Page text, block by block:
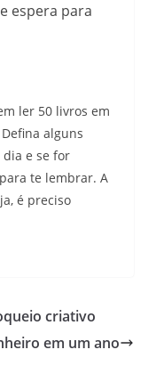
espera para
ler 50 livros em
alguns
e se for
te lembrar. A
é preciso
criativo
em um ano